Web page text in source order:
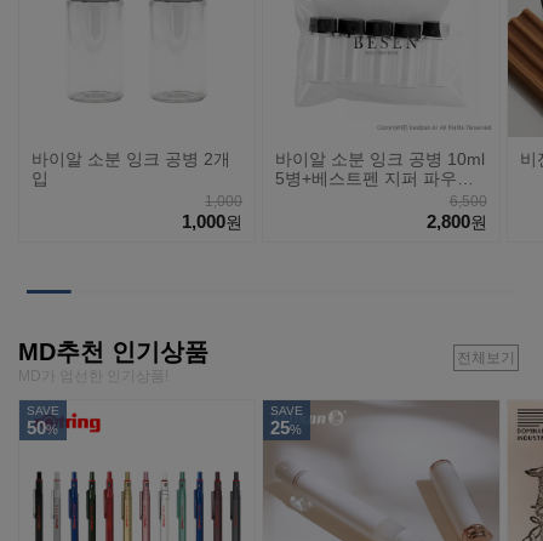
바이알 소분 잉크 공병 2개
입
1,000
1,000원
바이알 소분 잉크 공병 10ml
5병+베스트펜 지퍼 파우치
6,500
2,800원
비
MD추천 인기상품
MD가 엄선한 인기상품!
전체보기
SAVE
50%
SAVE
25%